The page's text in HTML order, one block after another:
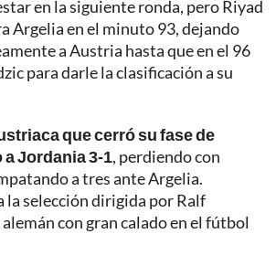
en la siguiente ronda, pero Riyad
Argelia en el minuto 93, dejando
a Austria hasta que en el 96
para darle la clasificación a su
que cerró su fase de
Jordania 3-1, perdiendo con
a tres ante Argelia.
la selección dirigida por Ralf
con gran calado en el fútbol